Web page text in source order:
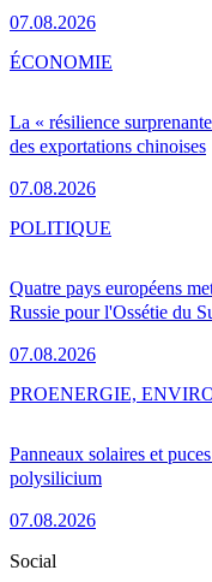
07.08.2026
La « résilience
des exportations chinoises
07.08.2026
ÉCONOMIE
Quatre pays européens
Russie pour l'Ossétie du
07.08.2026
POLITIQUE
Panneaux solaires et
polysilicium
07.08.2026
PROENERGIE,
Social